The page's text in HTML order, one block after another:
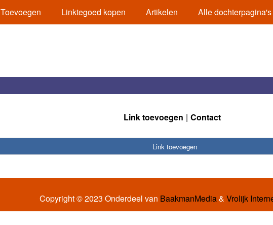
Toevoegen Linktegoed kopen Artikelen Alle dochterpagina's
Link toevoegen Contact
Link toevoegen
Copyright © 2023 Onderdeel van BaakmanMedia& Vrolijk